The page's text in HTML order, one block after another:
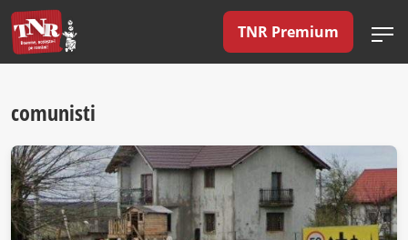
TNR Premium
comunisti